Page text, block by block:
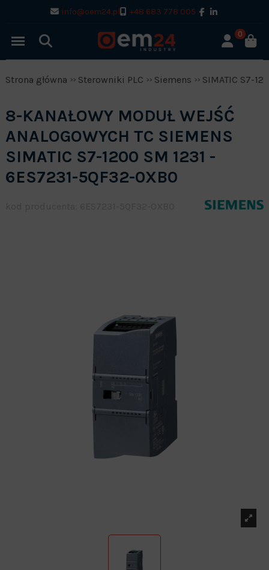
info@oem24.pl +48 683 778 005
0
Strona główna Sterowniki PLC Siemens SIMATIC S7-
8-KANAŁOWY MODUŁ WEJŚĆ
ANALOGOWYCH TC SIEMENS
SIMATIC S7-1200 SM 1231 -
6ES7231-5QF32-0XB0